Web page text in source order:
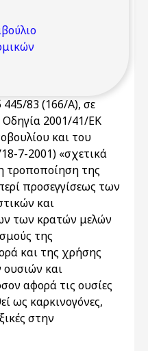
83 (166/Α), σε
2001/41/ΕΚ
και του
7-2001) «σχετικά
τροποποίηση της
προσεγγίσεως των
και
των κρατών μελών
της
και της χρήσης
ουσιών και
αφορά τις ουσίες
ως καρκινογόνες,
στην